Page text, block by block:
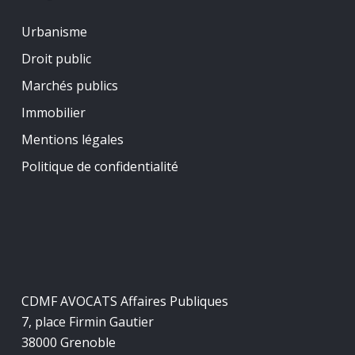
Urbanisme
Droit public
Marchés publics
Immobilier
Mentions légales
Politique de confidentialité
CDMF AVOCATS Affaires Publiques
7, place Firmin Gautier
38000 Grenoble